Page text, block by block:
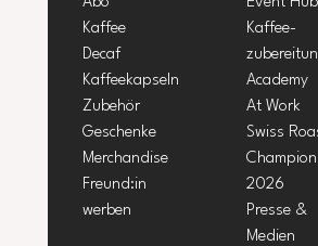
Kaffee
Decaf
Kaffeekapseln
Zubehör
Geschenke
Merchandise
Freund:in
werben
Kaffee-
Academy
At Work
Swiss
Champion
2026
Presse &
Medien